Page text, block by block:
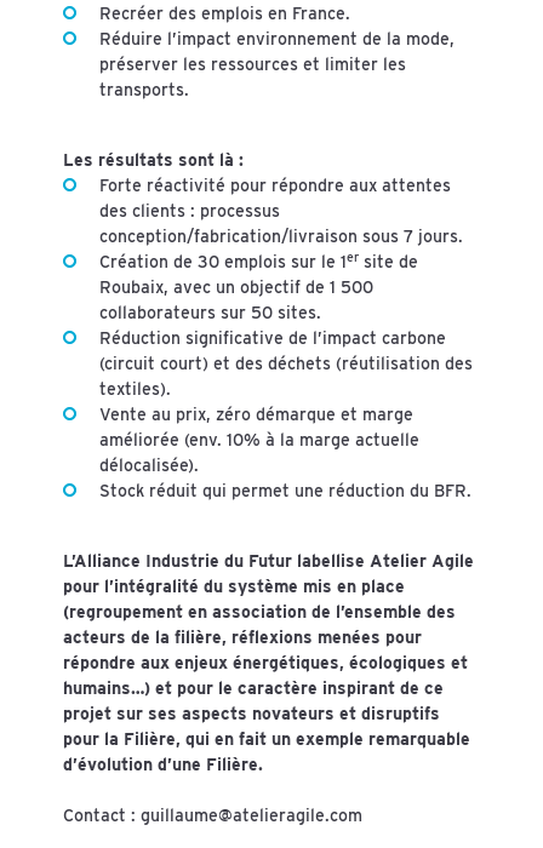
Recréer des emplois en France.
Réduire l’impact environnement de la mode,
préserver les ressources et limiter les
transports.
Les résultats sont là :
Forte réactivité pour répondre aux attentes
des clients : processus
conception/fabrication/livraison sous 7 jours.
Création de 30 emplois sur le 1er site de
Roubaix, avec un objectif de 1 500
collaborateurs sur 50 sites.
Réduction significative de l’impact carbone
(circuit court) et des déchets (réutilisation des
textiles).
Vente au prix, zéro démarque et marge
améliorée (env. 10% à la marge actuelle
délocalisée).
Stock réduit qui permet une réduction du BFR.
L’Alliance Industrie du Futur labellise Atelier Agile
pour l’intégralité du système mis en place
(regroupement en association de l’ensemble des
acteurs de la filière, réflexions menées pour
répondre aux enjeux énergétiques, écologiques et
humains…) et pour le caractère inspirant de ce
projet sur ses aspects novateurs et disruptifs
pour la Filière, qui en fait un exemple remarquable
d’évolution d’une Filière.
Contact :guillaume@atelieragile.com